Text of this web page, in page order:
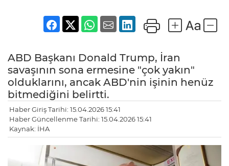
ABD Başkanı Donald Trump, İran
savaşının sona ermesine "çok yakın"
olduklarını, ancak ABD'nin işinin henüz
bitmediğini belirtti.
Haber Giriş Tarihi: 15.04.2026 15:41
Haber Güncellenme Tarihi: 15.04.2026 15:41
Kaynak: İHA